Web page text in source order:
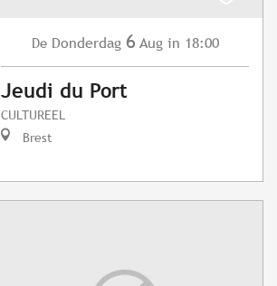
De Donderdag 6 Aug in 18:00
Jeudi du Port
CULTUREEL
Brest